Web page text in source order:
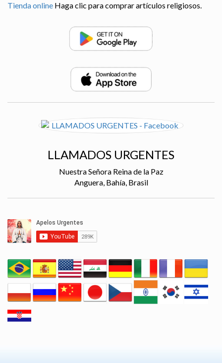
Tienda online Haga clic para comprar artículos religiosos.
LLAMADOS URGENTES
Nuestra Señora Reina de la Paz
Anguera, Bahía, Brasil